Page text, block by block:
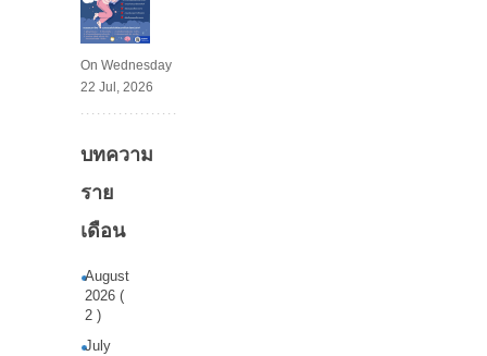
On Wednesday
22 Jul, 2026
บทความ
ราย
เดือน
August
2026 (
2 )
July